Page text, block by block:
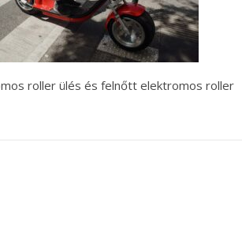
roller ülés és felnőtt elektromos roller